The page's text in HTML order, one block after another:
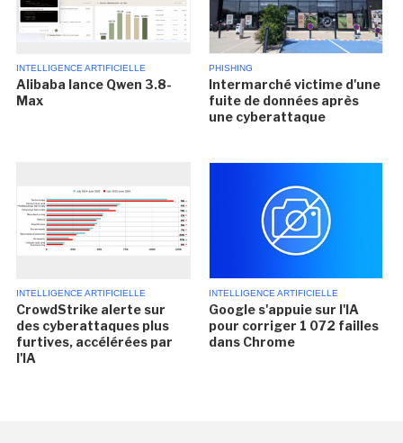
INTELLIGENCE ARTIFICIELLE
Alibaba lance Qwen 3.8-
Max
PHISHING
Intermarché victime d'une
fuite de données après
une cyberattaque
INTELLIGENCE ARTIFICIELLE
CrowdStrike alerte sur
des cyberattaques plus
furtives, accélérées par
l'IA
INTELLIGENCE ARTIFICIELLE
Google s'appuie sur l'IA
pour corriger 1 072 failles
dans Chrome